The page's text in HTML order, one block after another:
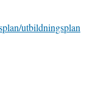
utbildningsplan